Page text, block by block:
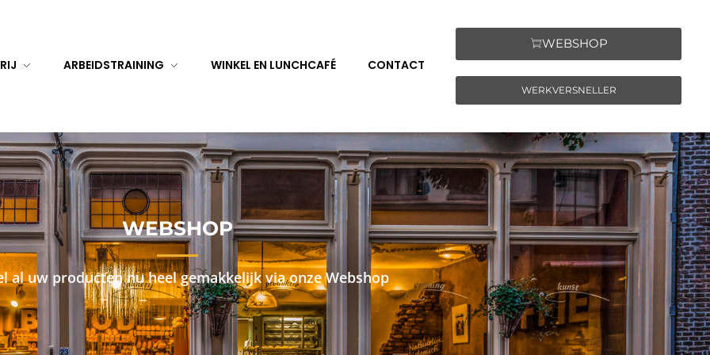
ARBEIDSTRAINING WINKEL EN LUNCHCAFÉ CONTACT
WEBSHOP
WERKVERSNELLER
WEBSHOP
al uw producten nu heel gemakkelijk via onze Webshop